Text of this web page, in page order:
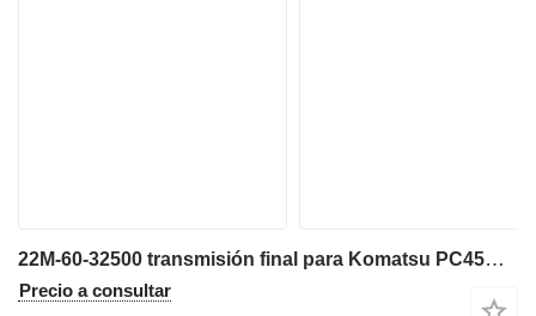
22M-60-32500 transmisión final para Komatsu PC45MR-3 PC55MR-3 miniexcavadora
Precio a consultar